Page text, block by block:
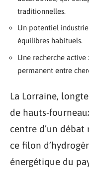
traditionnelles.
Un potentiel
équilibres habituels.
Une recherche
permanent entre
La Lorraine,
de hauts-
centre d’un
ce filon
énergétique du